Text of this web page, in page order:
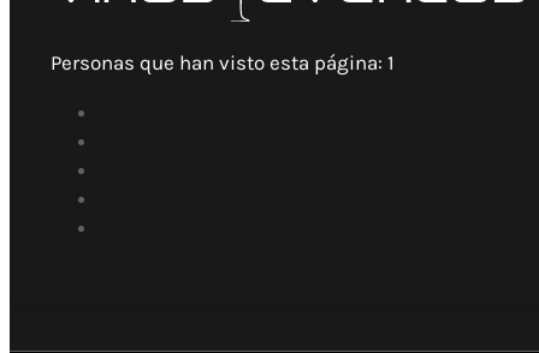
Personas que han visto esta página: 1